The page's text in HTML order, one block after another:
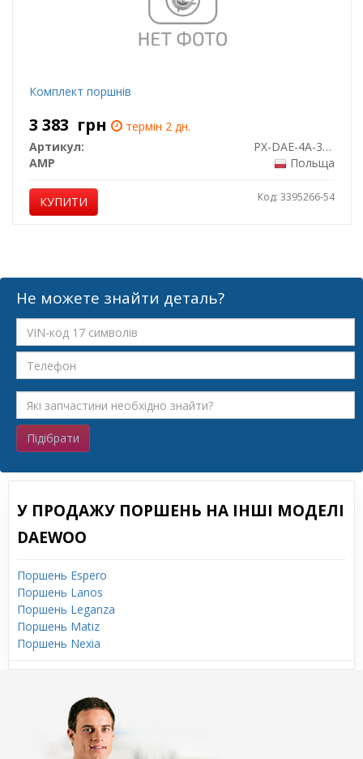
Комплект поршнів
3 383 грн
термін 2 дн.
Артикул:
PX-DAE-4A-3548-075-2
AMP
Польща
КУПИТИ Код: 3395266-54
Не можете знайти деталь?
Підібрати
У ПРОДАЖУ ПОРШЕНЬ НА ІНШІ МОДЕЛІ
DAEWOO
Поршень Espero
Поршень Lanos
Поршень Leganza
Поршень Matiz
Поршень Nexia